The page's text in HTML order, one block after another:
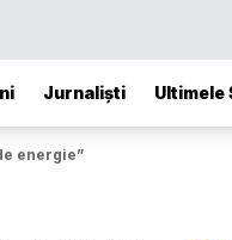
Jurnaliști Ultimele
energie”